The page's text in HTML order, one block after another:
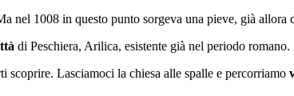
nel 1008 in questo punto sorgeva una pieve, già allora
di Peschiera, Arilica, esistente già nel periodo
Lasciamoci la chiesa alle spalle e percorriamo